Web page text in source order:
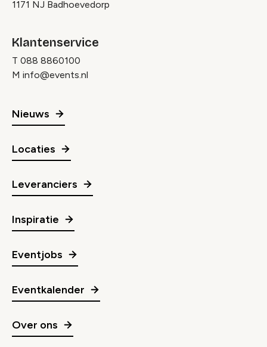
1171 NJ Badhoevedorp
Klantenservice
T 088 8860100
M info@events.nl
Nieuws
Locaties
Leveranciers
Inspiratie
Eventjobs
Eventkalender
Over ons